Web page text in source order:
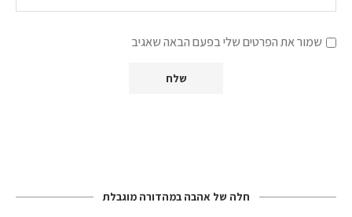
שמור את הפרטים שלי בפעם הבאה שאגיב
חלה של אהבה במהדורה מוגבלת